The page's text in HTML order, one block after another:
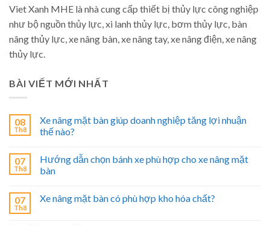
Viet Xanh MHE là nhà cung cấp thiết bị thủy lực công nghiệp
như bộ nguồn thủy lực, xi lanh thủy lực, bơm thủy lực, bàn
nâng thủy lực, xe nâng bàn, xe nâng tay, xe nâng điện, xe nâng
thủy lực.
BÀI VIẾT MỚI NHẤT
08
Th8
Xe nâng mặt bàn giúp doanh nghiệp tăng lợi nhuận
thế nào?
07
Th8
Hướng dẫn chọn bánh xe phù hợp cho xe nâng mặt
bàn
07
Th8
Xe nâng mặt bàn có phù hợp kho hóa chất?